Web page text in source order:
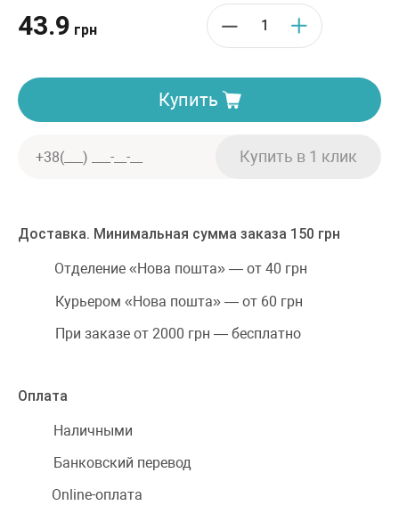
43.9 грн
Купить
Доставка. Минимальная сумма заказа 150 грн
Отделение «Нова пошта» — от 40 грн
Курьером «Нова пошта» — от 60 грн
При заказе от 2000 грн — бесплатно
Оплата
Наличными
Банковский перевод
Online-оплата